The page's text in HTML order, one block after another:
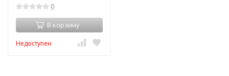
0
В корзину
Недоступен